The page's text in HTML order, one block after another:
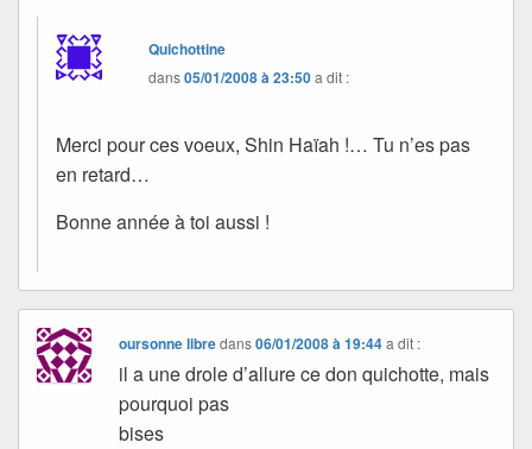
Quichottine
dans05/01/2008 à 23:50a dit :
Merci pour ces voeux, Shin Haïah !… Tu n’es pas
en retard…
Bonne année à toi aussi !
oursonne libredans06/01/2008 à 19:44 a dit :
il a une drole d’allure ce don quichotte, mais
pourquoi pas
bises